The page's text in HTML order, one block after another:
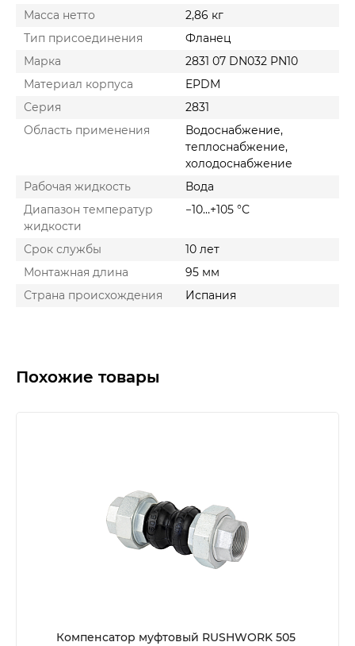
Масса нетто
2,86 кг
Тип присоединения
Фланец
Марка
2831 07 DN032 PN10
Материал корпуса
EPDM
Серия
2831
Область применения
Водоснабжение,
теплоснабжение,
холодоснабжение
Рабочая жидкость
Вода
Диапазон температур
жидкости
−10…+105 °С
Срок службы
10 лет
Монтажная длина
95 мм
Страна происхождения
Испания
Похожие товары
Компенсатор муфтовый RUSHWORK 505